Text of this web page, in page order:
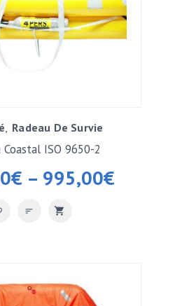
Radeau De Survie
€ – 995,00€
Coastal ISO 9650-2